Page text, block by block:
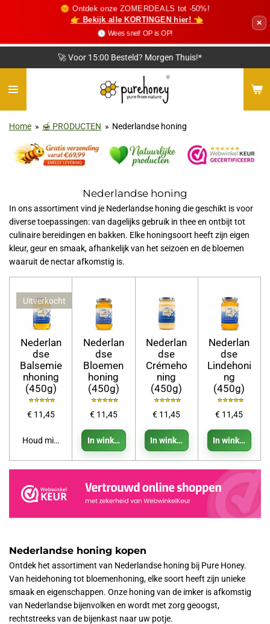
🌞 Ontdek onze ZOMERDEALS tot -50%!
👉 Bekijk alle KORTINGEN hier! 👈
🕓 Wees snel! OP is OP!
×
❤️ Vriendelijke Klantenservice
Home » 🍯 PRODUCTEN » Nederlandse honing
Nederlandse honing
In ons assortiment vind je Nederlandse honing die geschikt is voor
diverse toepassingen: van dagelijks gebruik in thee en ontbijt tot
culinaire bereidingen en bakken. Elke honingsoort heeft zijn eigen
kleur, geur en smaak, afhankelijk van het seizoen en de bloemen
waaruit de nectar afkomstig is.
Uitverkocht
Nederlan
dse
Balsemie
nhoning
(450g)
€ 11,45
Houd mij op de hoogte
Nederlan
dse
Bloemen
honing
(450g)
€ 11,45
In winkelwagen
Nederlan
dse
Crémeho
ning
(450g)
€ 11,45
In winkelwagen
Nederlan
dse
Lindehoni
ng
(450g)
€ 11,45
In
Nederlandse honing kopen
Ontdek het assortiment van Nederlandse honing bij Pure Honey.
Van heidehoning tot bloemenhoning, elke soort heeft zijn unieke
smaak en eigenschappen. Onze honing van de imker is afkomstig
van Nederlandse bijenvolken en wordt met zorg geoogst,
rechtstreeks van de bijenkast naar uw potje.